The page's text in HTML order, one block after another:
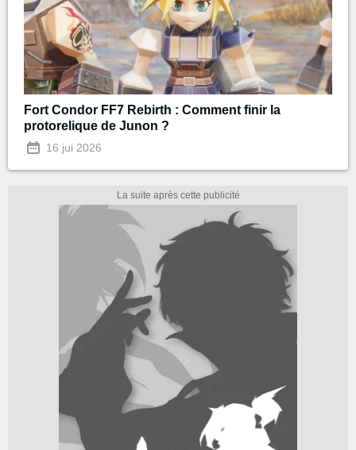
Fort Condor FF7 Rebirth : Comment finir la
protorelique de Junon ?
16 jui 2026